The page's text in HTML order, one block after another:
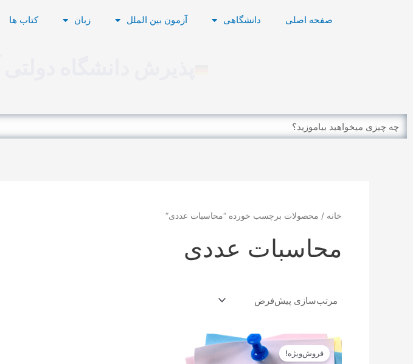
صفحه اصلی دانشگاهی آزمون بین الملل زبان کتاب ها
Search
خانه / محصولات برچسب خورده “محاسبات عددی”
محاسبات عددی
فروش‌ویژه!
قیمت
اصلی
12.900تومان
قیمت
فعلی